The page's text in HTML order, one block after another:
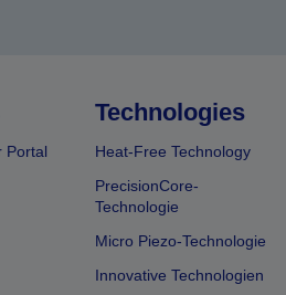
Portal
Technologies
Heat-Free Technology
PrecisionCore-
Technologie
Micro Piezo-Technologie
Innovative Technologien